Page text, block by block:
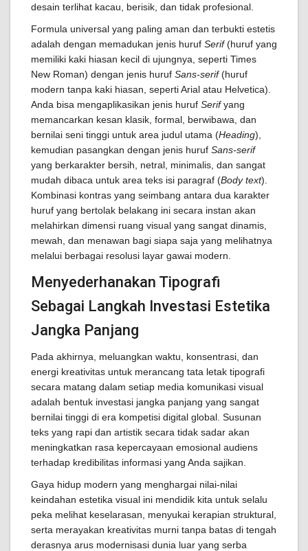
desain terlihat kacau, berisik, dan tidak profesional.
Formula universal yang paling aman dan terbukti estetis
adalah dengan memadukan jenis huruf Serif(huruf yang
memiliki kaki hiasan kecil di ujungnya, seperti Times
New Roman) dengan jenis huruf Sans-serif(huruf
modern tanpa kaki hiasan, seperti Arial atau Helvetica).
Anda bisa mengaplikasikan jenis huruf Serifyang
memancarkan kesan klasik, formal, berwibawa, dan
bernilai seni tinggi untuk area judul utama (Heading),
kemudian pasangkan dengan jenis huruf Sans-serif
yang berkarakter bersih, netral, minimalis, dan sangat
mudah dibaca untuk area teks isi paragraf (Body text).
Kombinasi kontras yang seimbang antara dua karakter
huruf yang bertolak belakang ini secara instan akan
melahirkan dimensi ruang visual yang sangat dinamis,
mewah, dan menawan bagi siapa saja yang melihatnya
melalui berbagai resolusi layar gawai modern.
Menyederhanakan Tipografi
Sebagai Langkah Investasi Estetika
Jangka Panjang
Pada akhirnya, meluangkan waktu, konsentrasi, dan
energi kreativitas untuk merancang tata letak tipografi
secara matang dalam setiap media komunikasi visual
adalah bentuk investasi jangka panjang yang sangat
bernilai tinggi di era kompetisi digital global. Susunan
teks yang rapi dan artistik secara tidak sadar akan
meningkatkan rasa kepercayaan emosional audiens
terhadap kredibilitas informasi yang Anda sajikan.
Gaya hidup modern yang menghargai nilai-nilai
keindahan estetika visual ini mendidik kita untuk selalu
peka melihat keselarasan, menyukai kerapian struktural,
serta merayakan kreativitas murni tanpa batas di tengah
derasnya arus modernisasi dunia luar yang serba